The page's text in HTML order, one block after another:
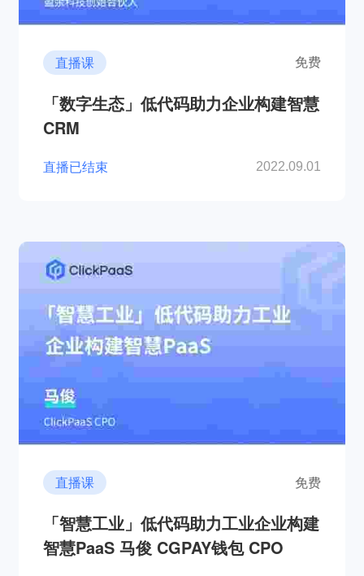
直播课 免费
「数字生态」低代码助力企业构建智慧
CRM
直播已结束 2022.09.01
直播课 免费
「智慧工业」低代码助力工业企业构建
智慧PaaS 马俊 CGPAY钱包 CPO